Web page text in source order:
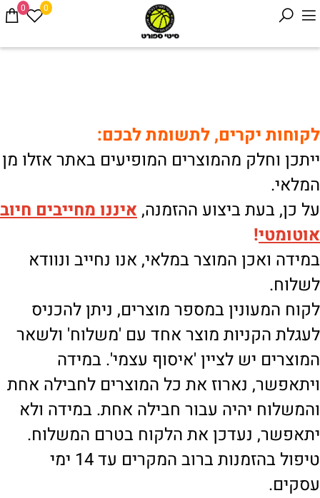
0 0
לקוחות יקרים, לתשומת לבכם:
ייתכן וחלק מהמוצרים המופיעים באתר אזלו מן
המלאי.
על כן, בעת ביצוע ההזמנה, איננו מחייבים חיוב
אוטומטי!
במידה ואכן המוצר במלאי, אנו נחייב ונוודא
לשלוח.
לקוח המעונין במספר מוצרים, ניתן להכניס
לעגלת הקניות מוצר אחד עם 'משלוח' ולשאר
המוצרים יש לציין 'איסוף עצמי'. במידה
ויתאפשר, נארוז את כל המוצרים לחבילה אחת
והמשלוח יהיה עבור חבילה אחת. במידה ולא
יתאפשר, נעדכן את הלקוח בטרם המשלוח.
טיפול בהזמנות ברוב המקרים עד 14 ימי
עסקים.